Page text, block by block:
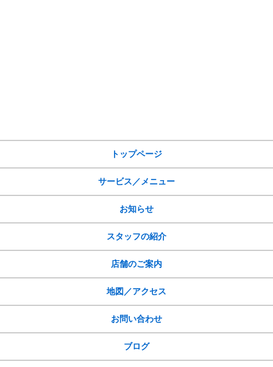
トップページ
サービス／メニュー
お知らせ
スタッフの紹介
店舗のご案内
地図／アクセス
お問い合わせ
ブログ